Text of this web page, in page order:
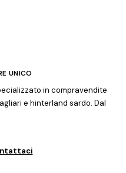
UNICO
in compravendite
e hinterland sardo. Dal